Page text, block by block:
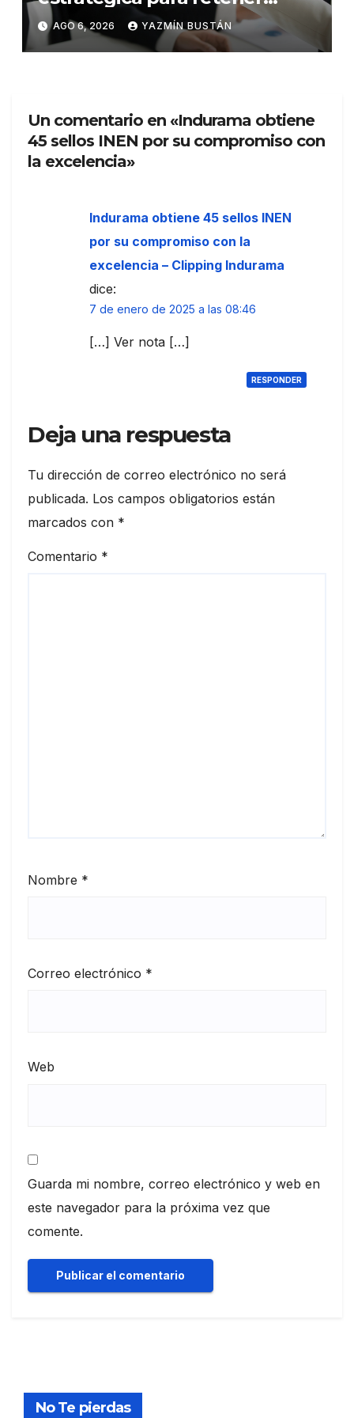
talento en Ecuador
AGO 6, 2026 YAZMÍN BUSTÁN
Un comentario en «Indurama obtiene
45 sellos INEN por su compromiso con
la excelencia»
Indurama obtiene 45 sellos INEN
por su compromiso con la
excelencia – Clipping Indurama
dice:
7 de enero de 2025 a las 08:46
[…] Ver nota […]
RESPONDER
Deja una respuesta
Tu dirección de correo electrónico no será
publicada. Los campos obligatorios están
marcados con *
Comentario *
Nombre *
Correo electrónico *
Web
Guarda mi nombre, correo electrónico y web en
este navegador para la próxima vez que
comente.
No Te pierdas